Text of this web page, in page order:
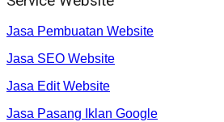
Jasa Pembuatan Website
Jasa SEO Website
Jasa Edit Website
Jasa Pasang Iklan Google